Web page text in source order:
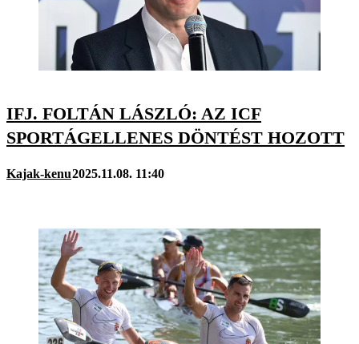
IFJ. FOLTÁN LÁSZLÓ: AZ ICF
SPORTÁGELLENES DÖNTÉST HOZOTT
Kajak-kenu2025.11.08. 11:40